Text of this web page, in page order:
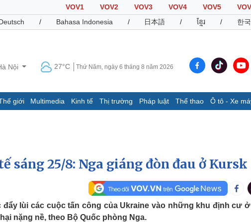
VOV1 VOV2 VOV3 VOV4 VOV5
/ Bahasa Indonesia / 日本語 / ខ្មែរ / 한
Nội 27°C Thứ Năm, ngày 6 tháng 8 năm 2026
giới Multimedia Kinh tế Thị trường Pháp luật Thể thao Ô tô - Xe
Giáo dục
Dấu ấn VOV
E-Magazine
Infographic
sự - Quốc phòng
Vũ khí
Thể thao
Bóng đá
Ô tô - Xe máy
sáng 25/8: Nga giáng đòn đau ở Kursk
đẩy lùi các cuộc tấn công của Ukraine vào những khu định cư
nặng nề, theo Bộ Quốc phòng Nga.